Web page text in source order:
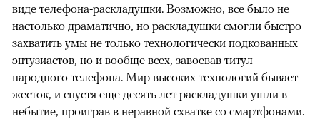
виде телефона-раскладушки. Возможно, все было не
настолько драматично, но раскладушки смогли быстро
захватить умы не только технологически подкованных
энтузиастов, но и вообще всех, завоевав титул
народного телефона. Мир высоких технологий бывает
жесток, и спустя еще десять лет раскладушки ушли в
небытие, проиграв в неравной схватке со смартфонами.